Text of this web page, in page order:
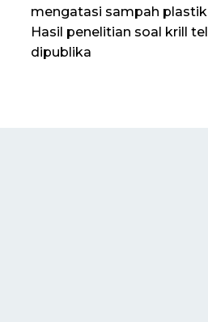
mengatasi sampah
Hasil penelitian soal krill
dipublika